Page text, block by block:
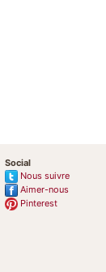
Social
Nous suivre
Aimer-nous
Pinterest